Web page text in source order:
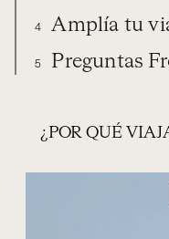
4 Amplía tu
5 Preguntas
VIAJA CON NUBA
AMPLÍA TU VIAJE
¿POR QUÉ